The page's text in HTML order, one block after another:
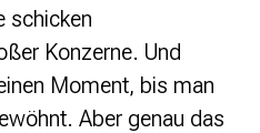
schicken
Konzerne. Und
Moment, bis man
Aber genau das